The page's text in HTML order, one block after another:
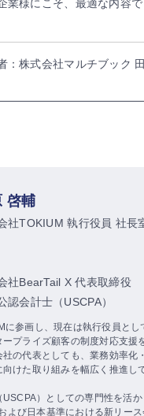
業様にこそ、最適な内容で
：株式会社マルチブック
啓輔
社TOKIUM 執行役員 社長
社BearTail X 代表取締役
認会計士（USCPA）
に参画し、現在は執行役員とし
プライズ顧客の制度対応支援
の代表としても、業務効率化・
けた取り組みを幅広く推進し
）としての専門性を活か
よび日本基準における新リース